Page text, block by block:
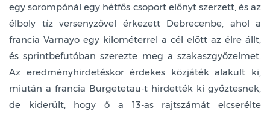
egy sorompónál egy hétfős csoport előnyt szerzett, és az
élboly tíz versenyzővel érkezett Debrecenbe, ahol a
francia Varnayo egy kilométerrel a cél előtt az élre állt,
és sprintbefutóban szerezte meg a szakaszgyőzelmet.
Az eredményhirdetéskor érdekes közjáték alakult ki,
miután a francia Burgetetau-t hirdették ki győztesnek,
de kiderült, hogy ő a 13-as rajtszámát elcserélte